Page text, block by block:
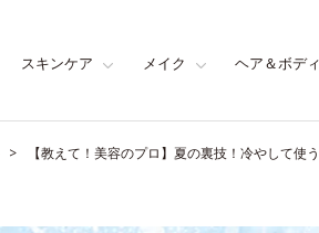
スキンケア メイク ヘア＆ボデ
【教えて！美容のプロ】夏の裏技！冷やして使